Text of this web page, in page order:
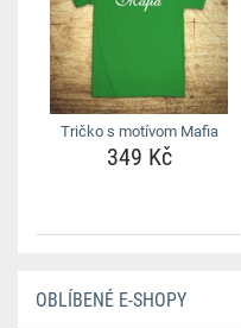
Tričko s motívom Mafia
349 Kč
OBLÍBENÉ E-SHOPY